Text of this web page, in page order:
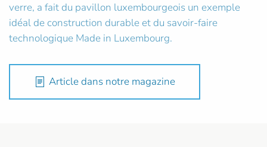
verre, a fait du pavillon luxembourgeois un exemple
idéal de construction durable et du savoir-faire
technologique Made in Luxembourg.
Article dans notre magazine